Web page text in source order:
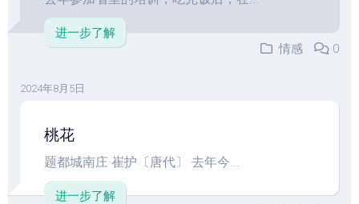
进一步了解
情感
0
2024年8月5日
桃花
题都城南庄·崔护〔唐代〕 去年今...
进一步了解